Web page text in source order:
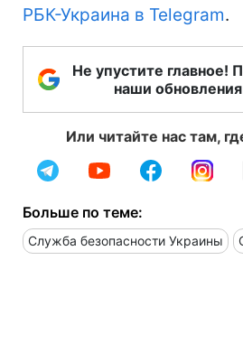
РБК-Украина в Telegram.
Не упустите главное!
наши
Или читайте нас там,
Больше по теме:
Служба безопасности Украины